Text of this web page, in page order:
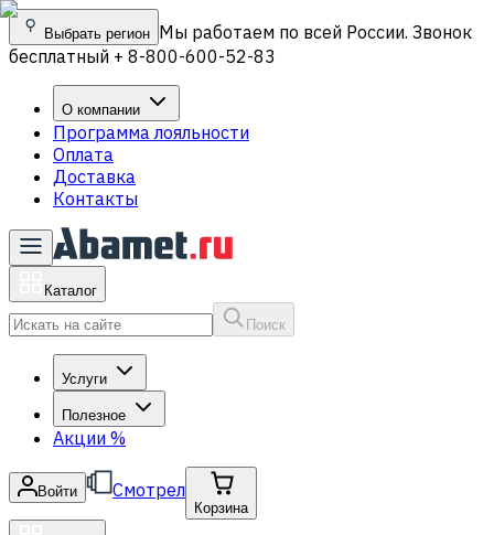
Выбрать регион Мы работаем по всей России. Звонок
бесплатный + 8-800-600-52-83
О компании
Программа лояльности
Оплата
Доставка
Контакты
Каталог
Поиск
Услуги
Полезное
Акции %
Войти Смотрел
Корзина